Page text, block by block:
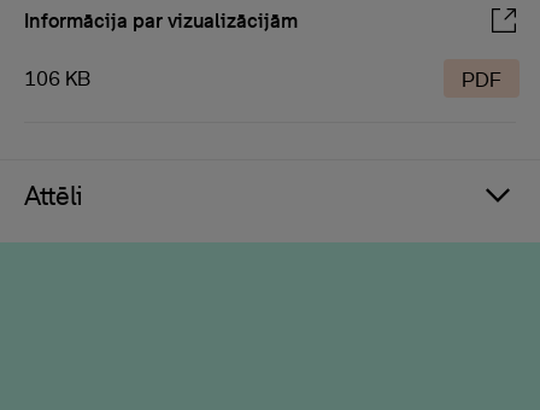
Informācija par vizualizācijām
106 KB PDF
Attēli